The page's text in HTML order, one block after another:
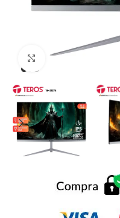
Click to enlarge